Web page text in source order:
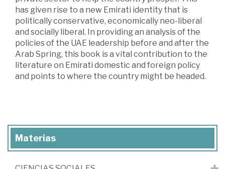
has given rise to a new Emirati identity that is
politically conservative, economically neo-liberal
and socially liberal. In providing an analysis of the
policies of the UAE leadership before and after the
Arab Spring, this book is a vital contribution to the
literature on Emirati domestic and foreign policy
and points to where the country might be headed.
Materias